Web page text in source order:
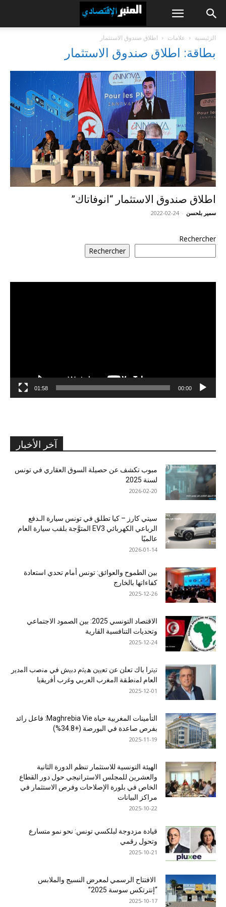
الرئيسية علامات اطلاق صندوق الاستثمار
بطاقة: اطلاق صندوق الاستثمار
اطلاق صندوق الاستثمار “انوفاتاك”
سمير بلحسن -
2022-02-24
Rechercher
Rechercher
00:00
01:58
آخر الأخبار
مبوب تكشف عن حصيلة السوق العقاري في تونس
لسنة 2025
2026-02-20
سيتي كارز – كيا تطلق في تونس سيارة الـدفع
الرباعي الكهربائي EV3 المتوَّجة بلقب سيارة العام
عالميًا
2026-01-14
بين الطموح والعوائق: تونس أمام تحدي استعادة
كفاءاتها بالخارج
2025-12-26
الاقتصاد التونسي 2025: بين الصمود الاجتماعي
وتحديات التنافسية القارية
2025-12-24
ﺗﯾﺗرا ﺑﺎك ﺗﻌﻠن ﻋن ﺗﻌﯾﯾن ھﯾﺛم دﺑﯾش ﻓﻲ ﻣﻧﺻب اﻟﻣدﯾر
اﻟﻌﺎم ﻟﻣﻧطﻘﺔ اﻟﻣﻐرب اﻟﻌرﺑﻲ وﻏرب أﻓرﯾﻘﯾﺎ
2025-12-01
التأمينات المغربية حياة Maghrebia Vie: فاعل رائد
بفرص صاعدة في البورصة (+34.8%)
2025-11-19
الهيئة التونسية للاستثمار تنظم الدورة الثانية
والعشرين للمجلس الاستراتيجي حول دور القطاع
الخاص في بلورة الإصلاحات وفرص الاستثمار في
مراكز البيانات
2025-10-22
قيادة مزدوجة لبلكسي تونس: نحو نمو متسارع
وتحول رقمي
2025-10-21
الافتتاح الرسمي لمعرض النسيج والملابس
“إنترتكس سوسة 2025”
2025-10-17